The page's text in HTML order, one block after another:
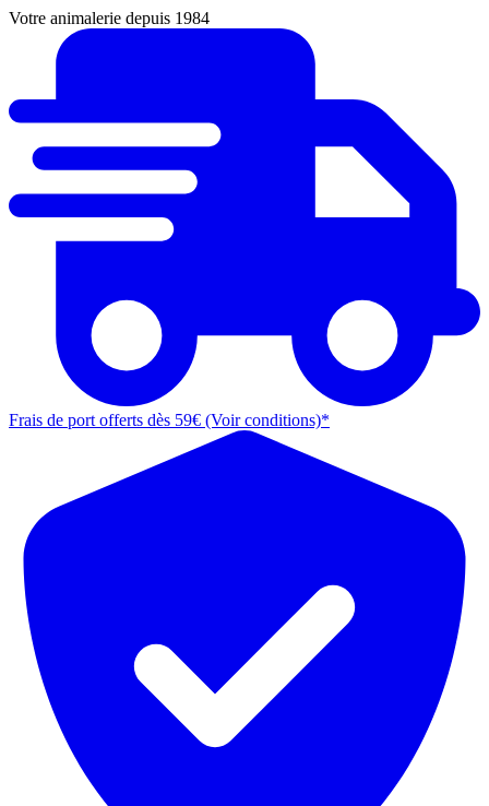
Votre animalerie depuis 1984
Frais de port offerts dès 59€ (Voir conditions)*